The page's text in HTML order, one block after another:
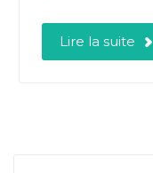
Lire la suite